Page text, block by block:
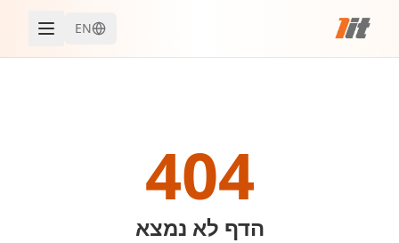
EN
404
הדף לא נמצא